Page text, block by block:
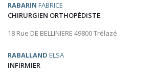
RABARIN FABRICE
CHIRURGIEN ORTHOPÉDISTE
18 Rue DE BELLINIERE 49800 Trélazé
RABALLAND ELSA
INFIRMIER